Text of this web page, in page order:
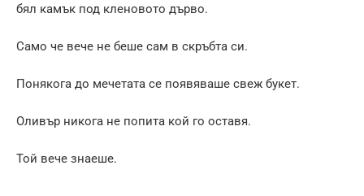
бял камък под кленовото дърво.
Само че вече не беше сам в скръбта си.
Понякога до мечетата се появяваше свеж букет.
Оливър никога не попита кой го оставя.
Той вече знаеше.